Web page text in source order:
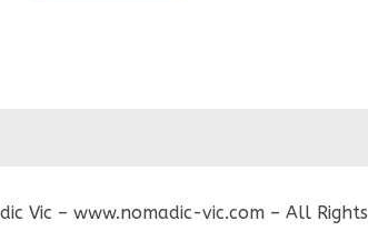
Vic – www.nomadic-vic.com – All Rights